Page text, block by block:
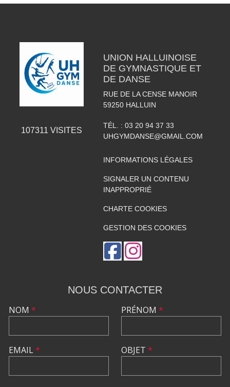
107311 VISITES
UNION HALLUINOISE
DE GYMNASTIQUE ET
DE DANSE
RUE DE LA CENSE MANOIR
59250 HALLUIN
TÉL. : 03 20 94 37 33
UHGYMDANSE@GMAIL.COM
INFORMATIONS LÉGALES
SIGNALER UN CONTENU
INAPPROPRIÉ
CHARTE COOKIES
GESTION DES COOKIES
NOUS CONTACTER
NOM *
EMAIL*
PRÉNOM *
OBJET *